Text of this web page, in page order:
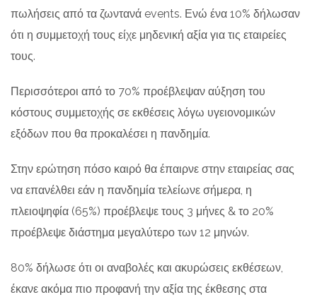
πωλήσεις από τα ζωντανά events. Ενώ ένα 10% δήλωσαν
ότι η συμμετοχή τους είχε μηδενική αξία για τις εταιρείες
τους.
Περισσότεροι από το 70% προέβλεψαν αύξηση του
κόστους συμμετοχής σε εκθέσεις λόγω υγειονομικών
εξόδων που θα προκαλέσει η πανδημία.
Στην ερώτηση πόσο καιρό θα έπαιρνε στην εταιρείας σας
να επανέλθει εάν η πανδημία τελείωνε σήμερα, η
πλειοψηφία (65%) προέβλεψε τους 3 μήνες & το 20%
προέβλεψε διάστημα μεγαλύτερο των 12 μηνών.
80% δήλωσε ότι οι αναβολές και ακυρώσεις εκθέσεων,
έκανε ακόμα πιο προφανή την αξία της έκθεσης στα